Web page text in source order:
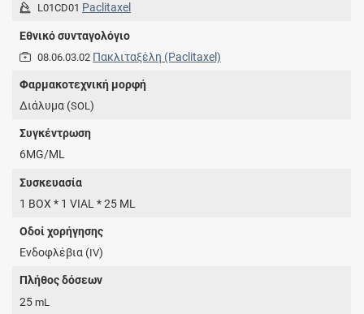
L01CD01 Paclitaxel
Εθνικό συνταγολόγιο
08.06.03.02 Πακλιταξέλη (Paclitaxel)
Φαρμακοτεχνική μορφή
Διάλυμα (SOL)
Συγκέντρωση
6MG/ML
Συσκευασία
1 BOX * 1 VIAL * 25 ML
Οδοί χορήγησης
Ενδοφλέβια (IV)
Πλήθος δόσεων
25mL